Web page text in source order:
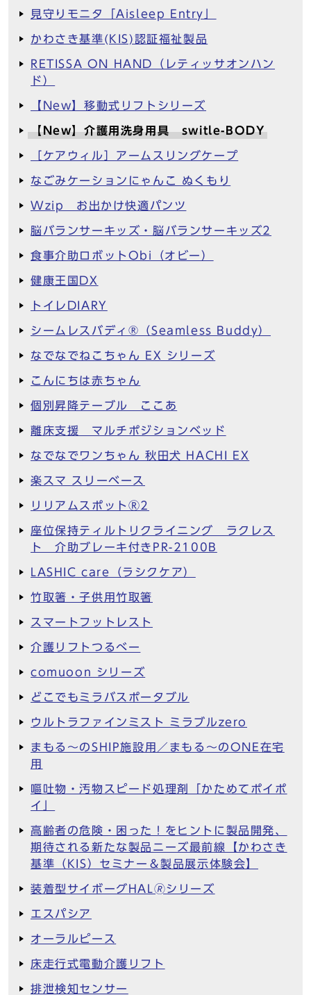
見守りモニタ「Aisleep Entry」
かわさき基準(KIS)認証福祉製品
RETISSA ON HAND（レティッサオンハン
ド）
【New】移動式リフトシリーズ
【New】介護用洗身用具 switle-BODY
［ケアウィル］アームスリングケープ
なごみケーションにゃんこ ぬくもり
Wzip お出かけ快適パンツ
脳バランサーキッズ・脳バランサーキッズ2
食事介助ロボットObi（オビー）
健康王国DX
トイレDIARY
シームレスバディ®︎（Seamless Buddy）
なでなでねこちゃん EX シリーズ
こんにちは赤ちゃん
個別昇降テーブル ここあ
離床支援 マルチポジションベッド
なでなでワンちゃん 秋田犬 HACHI EX
楽スマ スリーベース
リリアムスポットⓇ2
座位保持ティルトリクライニング ラクレス
ト 介助ブレーキ付きPR-2100B
LASHIC care（ラシクケア）
竹取箸・子供用竹取箸
スマートフットレスト
介護リフトつるべー
comuoon シリーズ
どこでもミラバスポータブル
ウルトラファインミスト ミラブルzero
まもる～のSHIP施設用／まもる～のONE在宅
用
嘔吐物・汚物スピード処理剤「かためてポイポ
イ」
高齢者の危険・困った！をヒントに製品開発、
期待される新たな製品ニーズ最前線【かわさき
基準（KIS）セミナー＆製品展示体験会】
装着型サイボーグHAL🄬シリーズ
エスパシア
オーラルピース
床走行式電動介護リフト
排泄検知センサー